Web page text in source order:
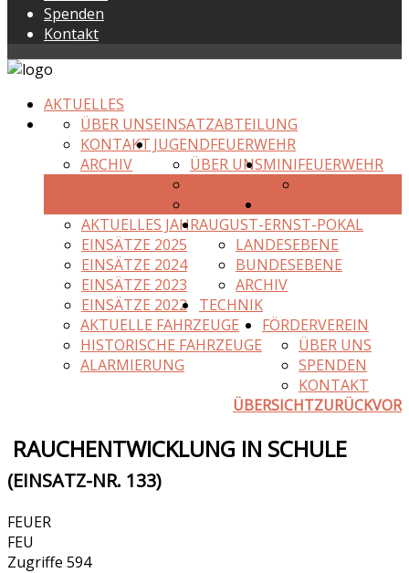
Spenden
Kontakt
AKTUELLES
EINSATZABTEILUNG
ÜBER UNS
KONTAKT
ARCHIV
JUGENDFEUERWEHR
ÜBER UNSMINIFEUERWEHR
AKTUELLES JAHR
EINSÄTZE 2025
EINSÄTZE 2024
EINSÄTZE 2023
EINSÄTZE 2022
AUGUST-ERNST-POKAL
LANDESEBENE
BUNDESEBENE
ARCHIV
TECHNIK
AKTUELLE FAHRZEUGE
HISTORISCHE FAHRZEUGE
ALARMIERUNG
FÖRDERVEREIN
ÜBER UNS
SPENDEN
KONTAKT
ÜBERSICHTZURÜCKVOR
RAUCHENTWICKLUNG IN SCHULE
(EINSATZ-NR. 133)
FEUER
FEU
Zugriffe 594